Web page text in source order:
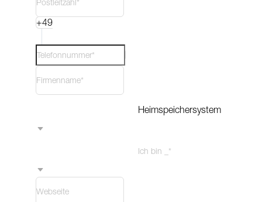
+49
Heimspeichersystem
Ich bin _*